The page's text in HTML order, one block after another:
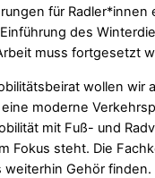
für Radler*innen
des
muss fortgesetzt
wollen wir
moderne
mit Fuß- und
Fokus steht. Die
weiterhin Gehör